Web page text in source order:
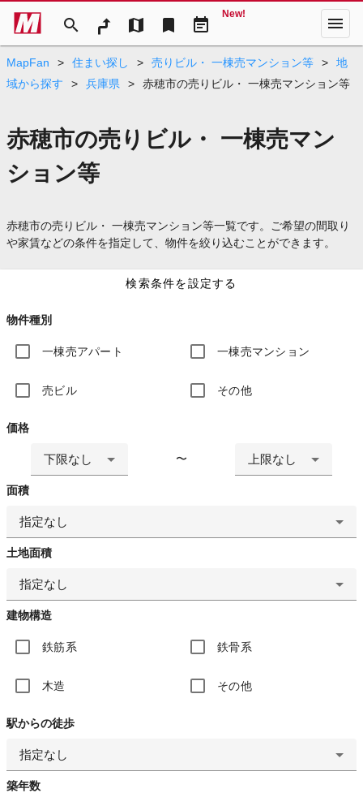
search map bookmark event_note
New! menu
MapFan > 住まい探し > 売りビル・ 一棟売マンション等 >
地
域から探す
> 兵庫県 > 赤穂市の売りビル・ 一棟売マンション等
赤穂市の売りビル・ 一棟売マン
ション等
赤穂市の売りビル・ 一棟売マンション等一覧です。ご希望の間取り
や家賃などの条件を指定して、物件を絞り込むことができます。
検索条件を設定する
物件種別
一棟売アパート 一棟売マンション
売ビル その他
価格
下限なし 〜 上限なし
面積
指定なし
土地面積
指定なし
建物構造
鉄筋系 鉄骨系
木造 その他
駅からの徒歩
指定なし
築年数